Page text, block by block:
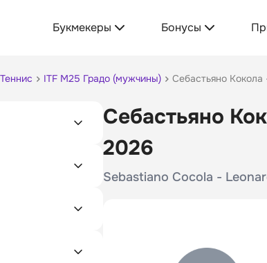
Букмекеры Бонусы
Теннис ITF M25 Градо (мужчины) Себастьяно
Себастьяно
2026
Sebastiano Cocola -